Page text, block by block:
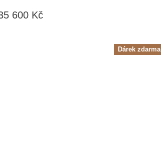
600 Kč
Dárek zdarma